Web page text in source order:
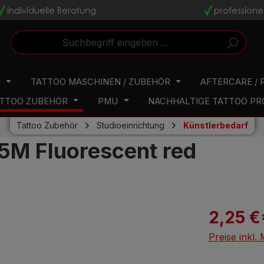
individuelle Beratung v
TATTOO MASCHINEN / ZUBEHÖR AFTERCARE /
ZUBEHÖR PMU NACHHALTIGE TATTOO
Tattoo Zubehör Studioeinrichtung Künstlerbedarf
Fluorescent red
2,25
Preise inkl.